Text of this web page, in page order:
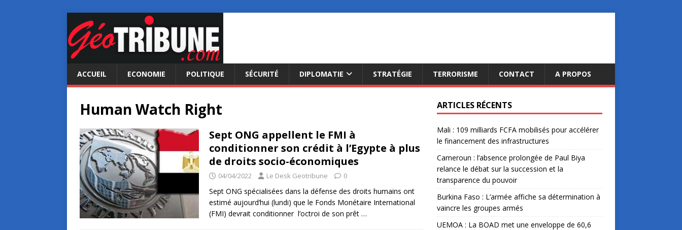
ACCUEIL ECONOMIE POLITIQUE SÉCURITÉ DIPLOMATIE STRATÉGIE TERRORISME CONTACT A PROPOS
Human Watch Right
Sept ONG appellent le FMI à
conditionner son crédit à l’Egypte à plus
de droits socio-économiques
04/04/2022 Le Desk Geotribune 0
Sept ONG spécialisées dans la défense des droits humains ont
estimé aujourd’hui (lundi) que le Fonds Monétaire International
(FMI) devrait conditionner l’octroi de son prêt …
ARTICLES RÉCENTS
Mali : 109 milliards FCFA mobilisés pour accélérer
le financement des infrastructures
Cameroun : l’absence prolongée de Paul Biya
relance le débat sur la succession et la
transparence du pouvoir
Burkina Faso : L’armée affiche sa détermination à
vaincre les groupes armés
UEMOA : La BOAD met une enveloppe de 60,6